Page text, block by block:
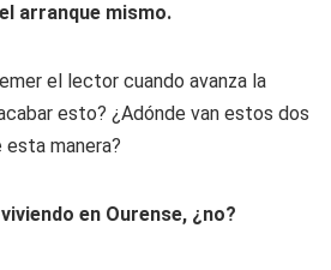
arranque mismo.
el lector cuando avanza la
esto? ¿Adónde van estos dos
esta manera?
en Ourense, ¿no?